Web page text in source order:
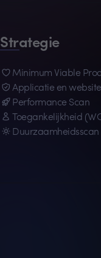
Strategie
Minimum Viable
Applicatie en website
Performance Scan
Toegankelijkheid
Duurzaamheidsscan